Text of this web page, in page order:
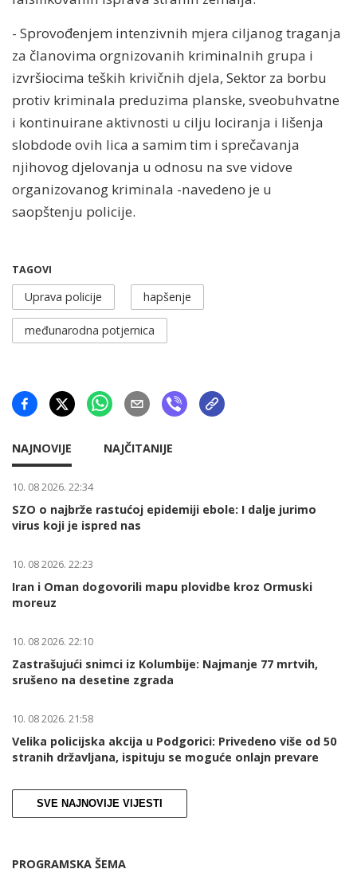
- Sprovođenjem intenzivnih mjera ciljanog traganja
za članovima orgnizovanih kriminalnih grupa i
izvršiocima teških krivičnih djela, Sektor za borbu
protiv kriminala preduzima planske, sveobuhvatne
i kontinuirane aktivnosti u cilju lociranja i lišenja
slobdode ovih lica a samim tim i sprečavanja
njihovog djelovanja u odnosu na sve vidove
organizovanog kriminala -navedeno je u
saopštenju policije.
TAGOVI
Uprava policije hapšenje
međunarodna potjernica
NAJNOVIJE NAJČITANIJE
10. 08 2026. 22:34
SZO o najbrže rastućoj epidemiji ebole: I dalje jurimo
virus koji je ispred nas
10. 08 2026. 22:23
Iran i Oman dogovorili mapu plovidbe kroz Ormuski
moreuz
10. 08 2026. 22:10
Zastrašujući snimci iz Kolumbije: Najmanje 77 mrtvih,
srušeno na desetine zgrada
10. 08 2026. 21:58
Velika policijska akcija u Podgorici: Privedeno više od 50
stranih državljana, ispituju se moguće onlajn prevare
SVE NAJNOVIJE VIJESTI
PROGRAMSKA ŠEMA